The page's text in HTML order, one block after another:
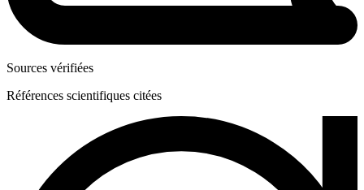
Sources vérifiées
Références scientifiques citées